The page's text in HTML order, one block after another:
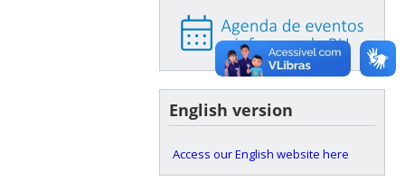
English version
Access our English website here